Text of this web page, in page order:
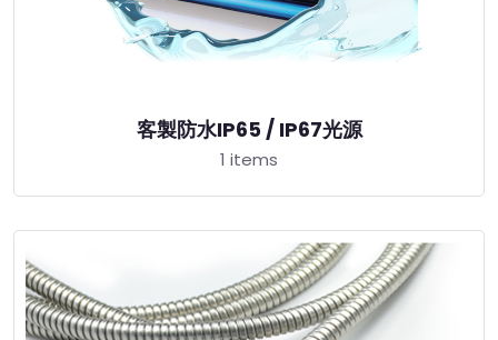
客製防水IP65 / IP67光源
1 items